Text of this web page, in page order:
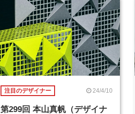
注目のデザイナー 24/4/10
第299回 本山真帆（デザイナ